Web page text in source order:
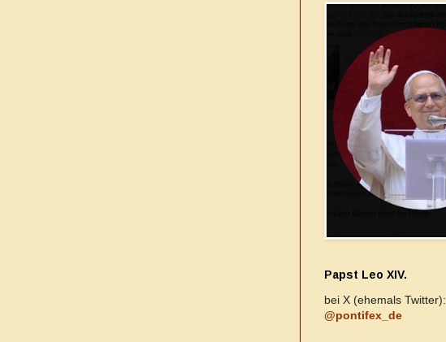
Papst Leo XIV.
bei X (ehemals Twitter):
@pontifex_de